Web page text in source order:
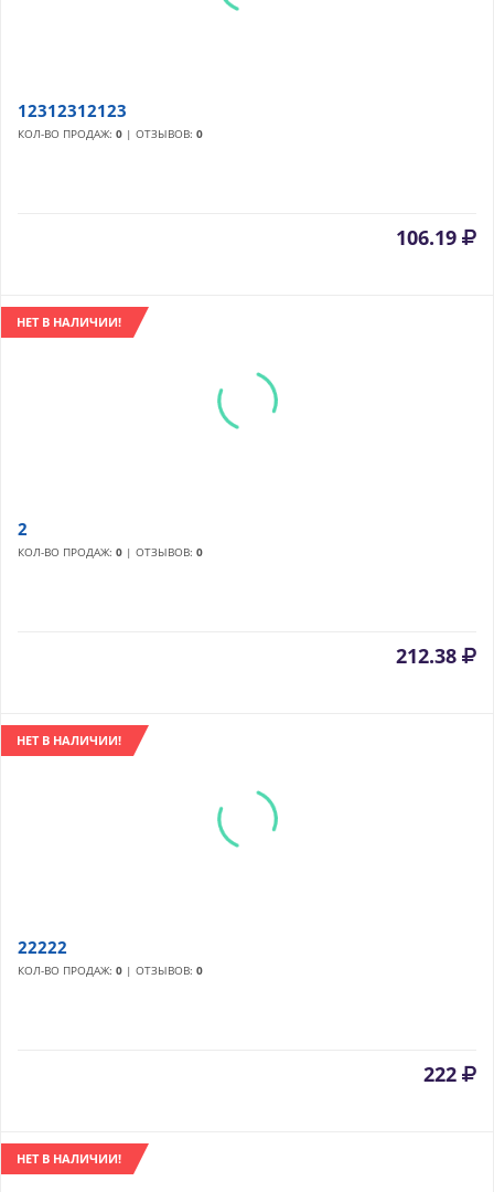
12312312123
КОЛ-ВО ПРОДАЖ: 0 | ОТЗЫВОВ: 0
106.19
НЕТ В НАЛИЧИИ!
2
КОЛ-ВО ПРОДАЖ: 0 | ОТЗЫВОВ: 0
212.38
НЕТ В НАЛИЧИИ!
22222
КОЛ-ВО ПРОДАЖ: 0 | ОТЗЫВОВ: 0
222
НЕТ В НАЛИЧИИ!